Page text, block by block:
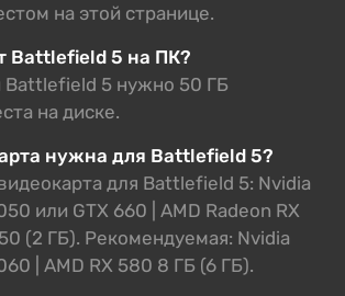
на этой странице.
Battlefield 5 на ПК?
Battlefield 5 нужно 50 ГБ
на диске.
нужна для Battlefield 5?
для Battlefield 5: Nvidia
или GTX 660 | AMD Radeon RX
(2 ГБ). Рекомендуемая: Nvidia
| AMD RX 580 8 ГБ (6 ГБ).